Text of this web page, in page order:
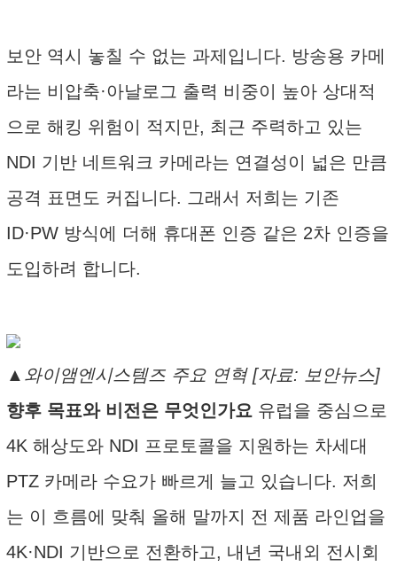
보안 역시 놓칠 수 없는 과제입니다. 방송용 카메
라는 비압축·아날로그 출력 비중이 높아 상대적
으로 해킹 위험이 적지만, 최근 주력하고 있는
NDI 기반 네트워크 카메라는 연결성이 넓은 만큼
공격 표면도 커집니다. 그래서 저희는 기존
ID·PW 방식에 더해 휴대폰 인증 같은 2차 인증을
도입하려 합니다.
▲와이앰엔시스템즈 주요 연혁 [자료: 보안뉴스]
향후 목표와 비전은 무엇인가요 유럽을 중심으로
4K 해상도와 NDI 프로토콜을 지원하는 차세대
PTZ 카메라 수요가 빠르게 늘고 있습니다. 저희
는 이 흐름에 맞춰 올해 말까지 전 제품 라인업을
4K·NDI 기반으로 전환하고, 내년 국내외 전시회